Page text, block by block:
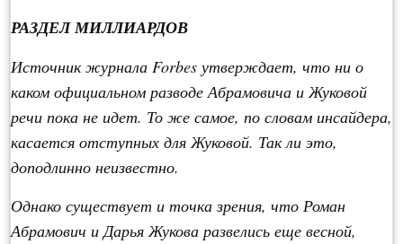
РАЗДЕЛ МИЛЛИАРДОВ
Источник журнала Forbes утверждает, что ни о
каком официальном разводе Абрамовича и Жуковой
речи пока не идет. То же самое, по словам инсайдера,
касается отступных для Жуковой. Так ли это,
доподлинно неизвестно.
Однако существует и точка зрения, что Роман
Абрамович и Дарья Жукова развелись еще весной,